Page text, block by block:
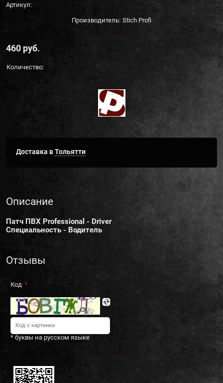
Артикул:
Производитель: Stich Profi
460 руб.
Количество:
Доставка вТольятти
Описание
Патч ПВХ Professional - Driver
Специальность - Водитель
Отзывы
Код
* буквы на русском языке